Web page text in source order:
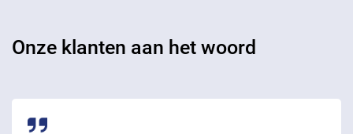
Onze klanten aan het woord